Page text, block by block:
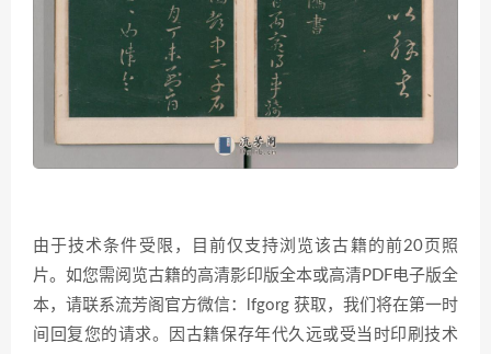
由于技术条件受限，目前仅支持浏览该古籍的前20页照
片。如您需阅览古籍的高清影印版全本或高清PDF电子版全
本，请联系流芳阁官方微信：lfgorg 获取，我们将在第一时
间回复您的请求。因古籍保存年代久远或受当时印刷技术